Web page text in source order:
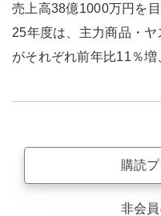
売上高38億1000万円を目
25年度は、主力商品・
がそれぞれ前年比11％
購読
非会